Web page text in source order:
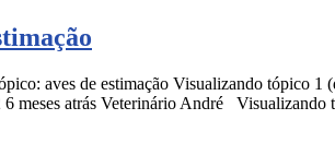
aves de estimação Visualizando tópico
6 meses atrás Veterinário André